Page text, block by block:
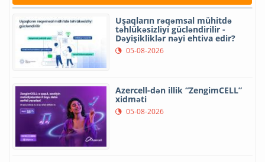
Uşaqların rəqəmsal mühitdə
təhlükəsizliyi gücləndirilir -
Dəyişikliklər nəyi ehtiva edir?
05-08-2026
Azercell-dən illik “ZengimCELL”
xidməti
05-08-2026